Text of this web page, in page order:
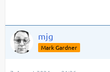
mjg
Mark Gardner